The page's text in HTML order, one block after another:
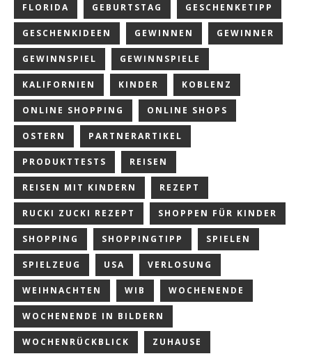
FLORIDA GEBURTSTAG GESCHENKETIPP
GESCHENKIDEEN GEWINNEN GEWINNER
GEWINNSPIEL GEWINNSPIELE
KALIFORNIEN KINDER KOBLENZ
ONLINE SHOPPING ONLINE SHOPS
OSTERN PARTNERARTIKEL
PRODUKTTESTS REISEN
REISEN MIT KINDERN REZEPT
RUCKI ZUCKI REZEPT SHOPPEN FÜR KINDER
SHOPPING SHOPPINGTIPP SPIELEN
SPIELZEUG USA VERLOSUNG
WEIHNACHTEN WIB WOCHENENDE
WOCHENENDE IN BILDERN
WOCHENRÜCKBLICK ZUHAUSE